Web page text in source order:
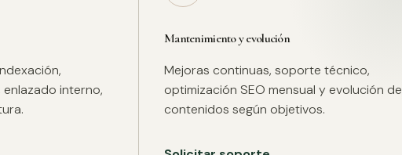
interno,
Mantenimiento y evolución
Mejoras continuas, soporte técnico,
optimización SEO mensual y evolución de
contenidos según objetivos.